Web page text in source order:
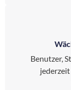
Benutzer,